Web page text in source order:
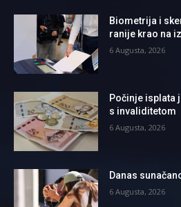
Biometrija i
ranije krao na
6 Augusta, 2026
Počinje isplata
s invaliditetom
6 Augusta, 2026
Danas
6 Augusta, 2026